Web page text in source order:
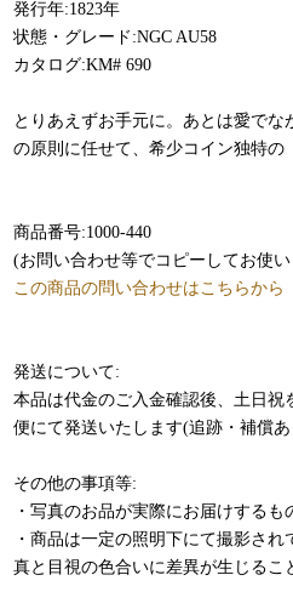
発行年:1823年
状態・グレード:NGC AU58
カタログ:KM# 690
とりあえずお手元に。あとは愛で
の原則に任せて、希少コイン独特の
商品番号:1000-440
(お問い合わせ等でコピーしてお使
この商品の問い合わせはこちらから
発送について:
本品は代金のご入金確認後、土日祝
便にて発送いたします(追跡・補償あ
その他の事項等:
・写真のお品が実際にお届けするも
・商品は一定の照明下にて撮影さ
真と目視の色合いに差異が生じるこ